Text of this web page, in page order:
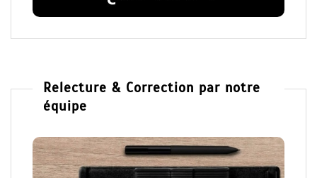
Relecture & Correction par notre
équipe